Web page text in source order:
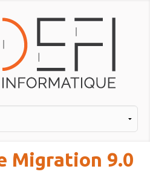
Migration 9.0